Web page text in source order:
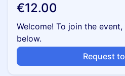
€12.00
Welcome! To join the
below.
Request